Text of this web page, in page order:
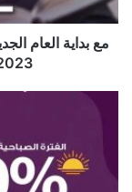
مع بداية العام
2023 ريال على باقة ال 6